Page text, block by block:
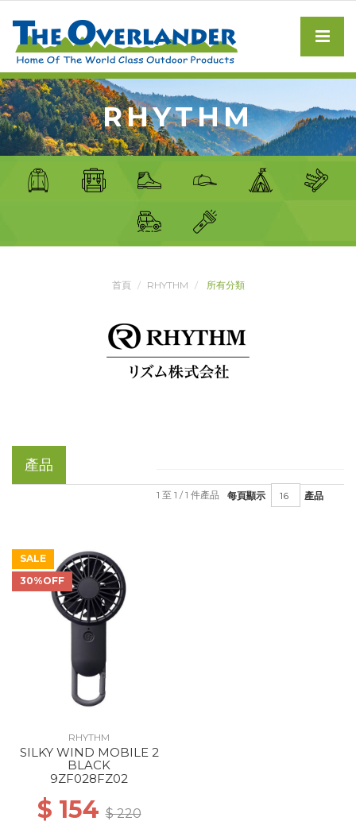
RHYTHM
首頁 RHYTHM 所有分類
產品
每頁顯示 產品
1 至 1 / 1 件產品
SALE
30%OFF
RHYTHM
SILKY WIND MOBILE 2
BLACK
9ZF028FZ02
$ 154$ 220